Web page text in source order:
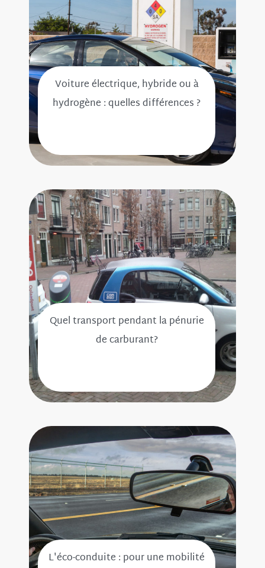
Voiture électrique, hybride ou à
hydrogène : quelles différences ?
Quel transport pendant la pénurie
de carburant?
L'éco-conduite : pour une mobilité